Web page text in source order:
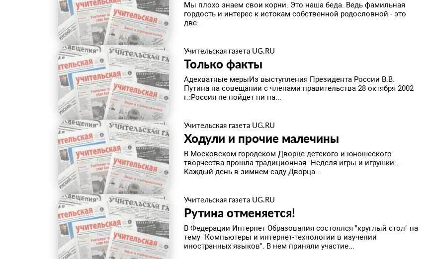
Мы плохо знаем свои корни. Это наша беда. Ведь фамильная
гордость и интерес к истокам собственной родословной - это
две...
Учительская газета UG.RU
Только факты
Адекватные мерыИз выступления Президента России В.В.
Путина на совещании с членами правительства 28 октября 2002
г.:Россия не пойдет ни на...
Учительская газета UG.RU
Ходули и прочие малечины
В Московском городском Дворце детского и юношеского
творчества прошла традиционная "Неделя игры и игрушки".
Каждый день в зимнем саду Дворца...
Учительская газета UG.RU
Рутина отменяется!
В Федерации Интернет Образования состоялся "круглый стол" на
тему "Компьютеры и интернет-технологии в изучении
иностранных языков". В нем приняли участие...